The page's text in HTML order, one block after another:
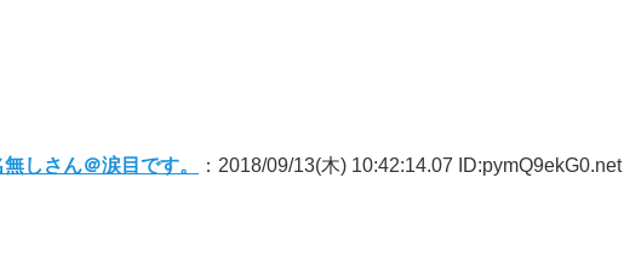
無しさん＠涙目です。 ：2018/09/13(木) 10:42:14.07 ID:pymQ9ekG0.net